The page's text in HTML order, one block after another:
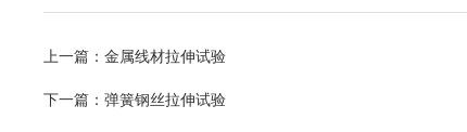
上一篇： 金属线材拉伸试验
下一篇： 弹簧钢丝拉伸试验